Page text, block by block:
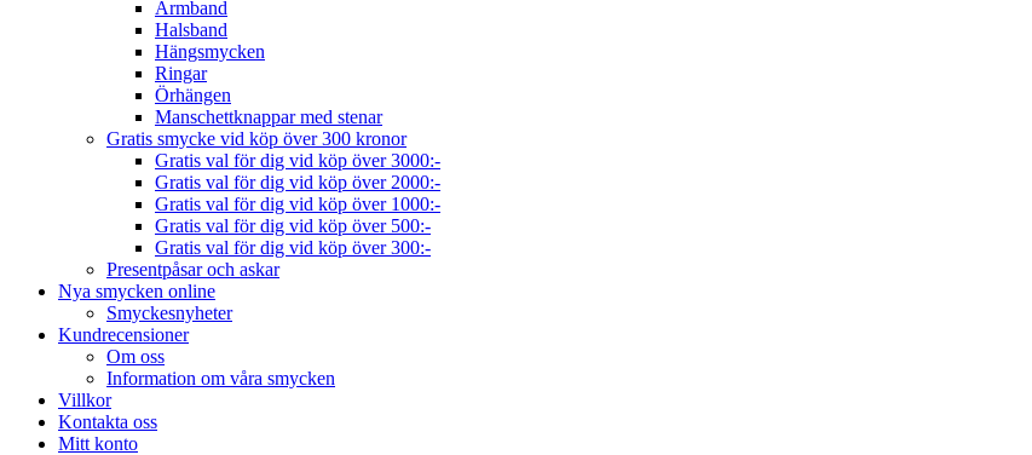
Armband
Halsband
Hängsmycken
Ringar
Örhängen
Manschettknappar med stenar
Gratis smycke vid köp över 300 kronor
Gratis val för dig vid köp över 3000:-
Gratis val för dig vid köp över 2000:-
Gratis val för dig vid köp över 1000:-
Gratis val för dig vid köp över 500:-
Gratis val för dig vid köp över 300:-
Presentpåsar och askar
Nya smycken online
Smyckesnyheter
Kundrecensioner
Om oss
Information om våra smycken
Villkor
Kontakta oss
Mitt konto